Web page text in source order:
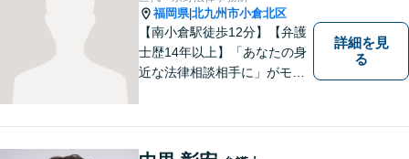
理をモットーにしています。
福岡県|北九州市小倉北区
【南小倉駅徒歩12分】【弁護
士歴14年以上】「あなたの身
近な法律相談相手に」がモッ
事故、債務整理等、個人が抱
える問題に注力しております
詳細を見
る